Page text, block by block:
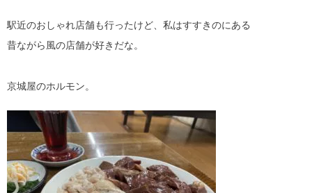
駅近のおしゃれ店舗も行ったけど、私はすすきのにある
昔ながら風の店舗が好きだな。
京城屋のホルモン。